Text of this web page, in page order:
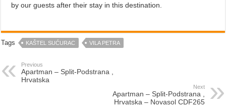
by our guests after their stay in this destination.
Tags KAŠTEL SUĆURAC VILA PETRA
Previous
Apartman – Split-Podstrana ,
Hrvatska
Next
Apartman – Split-Podstrana ,
Hrvatska – Novasol CDF265